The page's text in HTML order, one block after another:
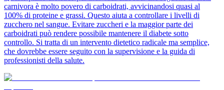
carnivora è molto povero di carboidrati, avvicinandosi quasi al
100% di proteine e grassi. Questo aiuta a controllare i livelli di
zucchero nel sangue. Evitare zuccheri e la maggior parte dei
carboidrati può rendere possibile mantenere il diabete sotto
controllo. Si tratta di un intervento dietetico radicale ma semplice,
che dovrebbe essere seguito con la supervisione e la guida di
professionisti della salute.